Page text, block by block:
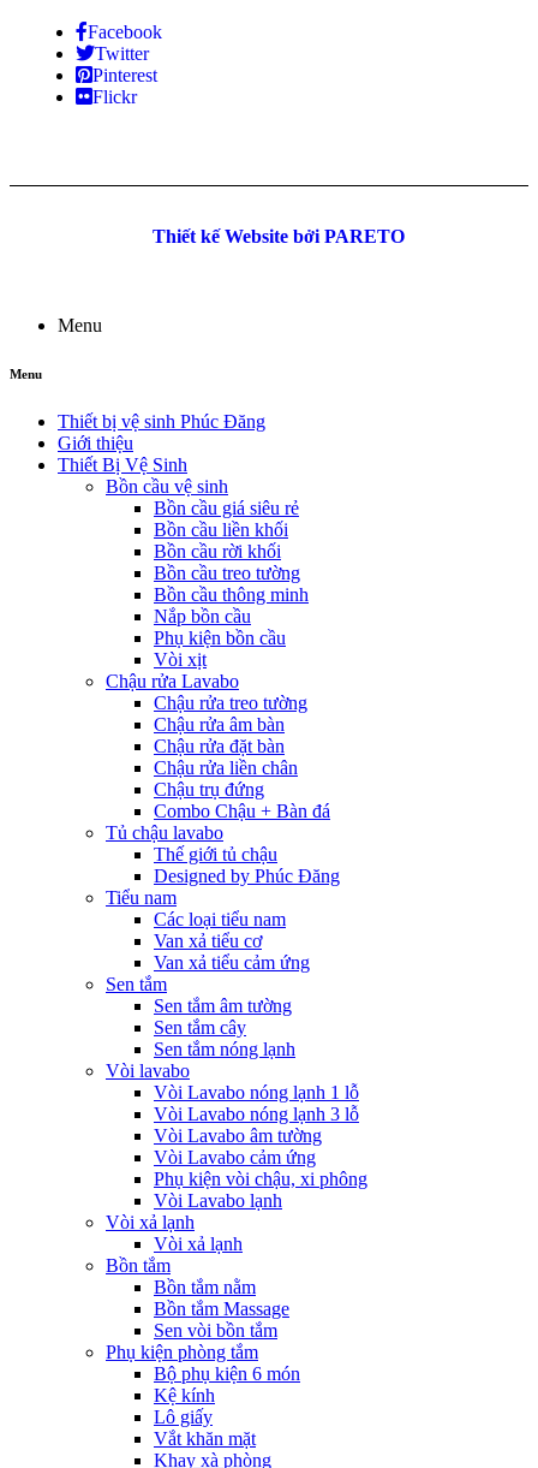
Facebook
Twitter
Pinterest
Flickr
Thiết kế Website bởi PARETO
Menu
Menu
Thiết bị vệ sinh Phúc Đăng
Giới thiệu
Thiết Bị Vệ Sinh
Bồn cầu vệ sinh
Bồn cầu giá siêu rẻ
Bồn cầu liền khối
Bồn cầu rời khối
Bồn cầu treo tường
Bồn cầu thông minh
Nắp bồn cầu
Phụ kiện bồn cầu
Vòi xịt
Chậu rửa Lavabo
Chậu rửa treo tường
Chậu rửa âm bàn
Chậu rửa đặt bàn
Chậu rửa liền chân
Chậu trụ đứng
Combo Chậu + Bàn đá
Tủ chậu lavabo
Thế giới tủ chậu
Designed by Phúc Đăng
Tiểu nam
Các loại tiểu nam
Van xả tiểu cơ
Van xả tiểu cảm ứng
Sen tắm
Sen tắm âm tường
Sen tắm cây
Sen tắm nóng lạnh
Vòi lavabo
Vòi Lavabo nóng lạnh 1 lỗ
Vòi Lavabo nóng lạnh 3 lỗ
Vòi Lavabo âm tường
Vòi Lavabo cảm ứng
Phụ kiện vòi chậu, xi phông
Vòi Lavabo lạnh
Vòi xả lạnh
Vòi xả lạnh
Bồn tắm
Bồn tắm nằm
Bồn tắm Massage
Sen vòi bồn tắm
Phụ kiện phòng tắm
Bộ phụ kiện 6 món
Kệ kính
Lô giấy
Vắt khăn mặt
Khay xà phòng